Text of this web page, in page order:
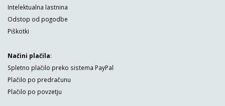
Intelektualna lastnina
Odstop od pogodbe
Piškotki
Načini plačila:
Spletno plačilo preko sistema PayPal
Plačilo po predračunu
Plačilo po povzetju